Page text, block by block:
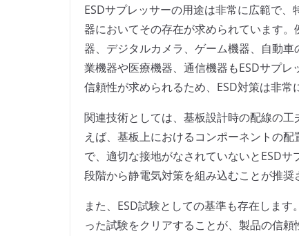
ESDサプレッサーの用途は非常に広範で
器においてその存在が求められています
器、デジタルカメラ、ゲーム機器、自動
業機器や医療機器、通信機器もESDサプ
信頼性が求められるため、ESD対策は非常
関連技術としては、基板設計時の配線の
えば、基板上におけるコンポーネントの
で、適切な接地がなされていないとESD
段階から静電気対策を組み込むことが推奨
また、ESD試験としての基準も存在しま
った試験をクリアすることが、製品の信